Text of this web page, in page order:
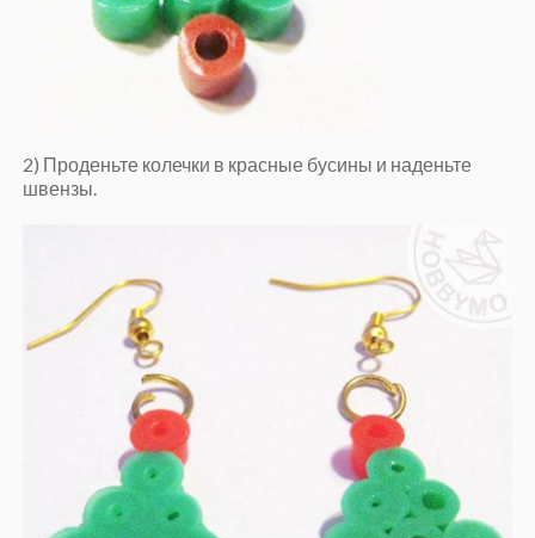
2) Проденьте колечки в красные бусины и наденьте
швензы.